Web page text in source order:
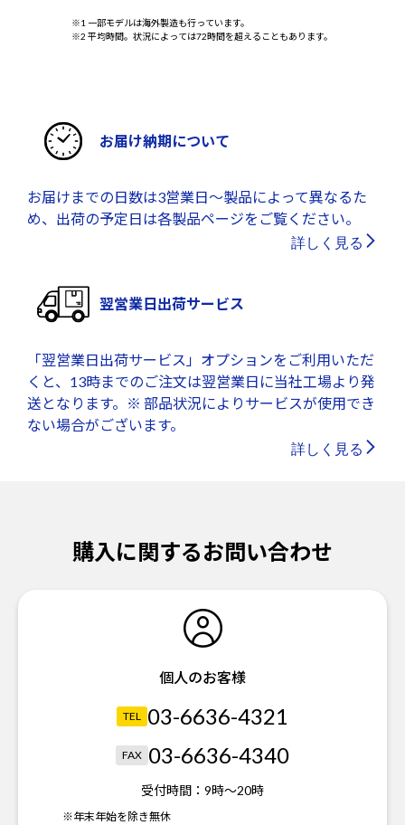
※1 一部モデルは海外製造も行っています。
※2 平均時間。状況によっては72時間を超えることもあります。
お届け納期について
お届けまでの日数は3営業日～製品によって異なるた
め、出荷の予定日は各製品ページをご覧ください。
詳しく見る
翌営業日出荷サービス
「翌営業日出荷サービス」オプションをご利用いただ
くと、13時までのご注文は翌営業日に当社工場より発
送となります。※ 部品状況によりサービスが使用でき
ない場合がございます。
詳しく見る
購入に関するお問い合わせ
個人のお客様
TEL 03-6636-4321
FAX 03-6636-4340
受付時間： 9時～20時
※年末年始を除き無休